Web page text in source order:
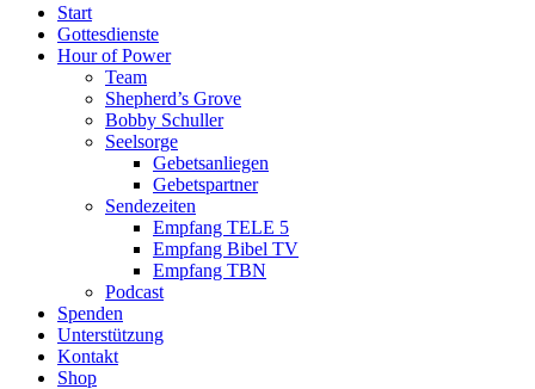
Start
Gottesdienste
Hour of Power
Team
Shepherd’s Grove
Bobby Schuller
Seelsorge
Gebetsanliegen
Gebetspartner
Sendezeiten
Empfang TELE 5
Empfang Bibel TV
Empfang TBN
Podcast
Spenden
Unterstützung
Kontakt
Shop